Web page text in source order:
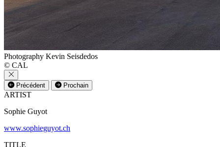
Photography Kevin Seisdedos
© CAL
Précédent Prochain
ARTIST
Sophie Guyot
www.sophieguyot.ch
TITLE